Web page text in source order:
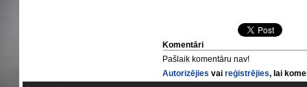
Komentāri
Pašlaik komentāru nav!
Autorizējies vaireģistrējies, lai